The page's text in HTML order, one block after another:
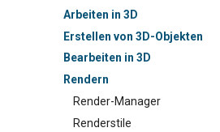
Arbeiten in 3D
Erstellen von 3D-Objekten
Bearbeiten in 3D
Rendern
Render-Manager
Renderstile